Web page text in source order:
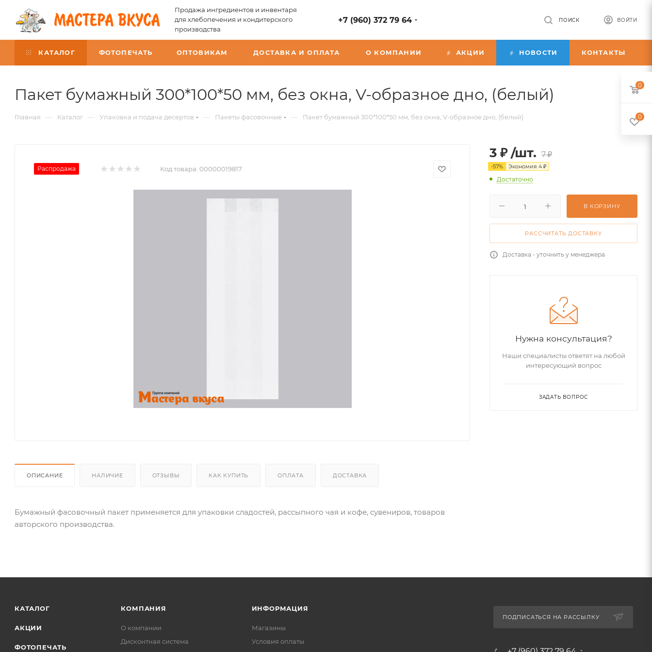
Продажа ингредиентов и инвентаря
для хлебопечения и кондитерского
производства
+7 (960) 372 79 64 ВОЙТИ
ПОИСК
КАТАЛОГ ФОТОПЕЧАТЬ ОПТОВИКАМ ДОСТАВКА И ОПЛАТА О КОМПАНИИ АКЦИИ НОВОСТИ КОНТАКТЫ
Пакет бумажный 300*100*50 мм, без окна, V-образное дно, (белый)
Главная — Каталог — Упаковка и подача десертов — Пакеты фасовочные — Пакет бумажный 300*100*50 мм, без окна, V-образное дно, (белый)
Распродажа Код товара: 00000019817
ОПИСАНИЕ НАЛИЧИЕ ОТЗЫВЫ КАК КУПИТЬ ОПЛАТА ДОСТАВКА
Бумажный фасовочный пакет применяется для упаковки сладостей, рассыпного чая и кофе, сувениров, товаров
авторского производства.
3 ₽ /шт. 7 ₽
-57% Экономия 4 ₽
Достаточно
В КОРЗИНУ
РАССЧИТАТЬ ДОСТАВКУ
Доставка - уточнить у менеджера
Нужна консультация?
Наши специалисты ответят на любой
интересующий вопрос
ЗАДАТЬ ВОПРОС
КАТАЛОГ
АКЦИИ
ФОТОПЕЧАТЬ
КОМПАНИЯ
О компании
Дисконтная система
ИНФОРМАЦИЯ
Магазины
Условия оплаты
ПОДПИСАТЬСЯ НА РАССЫЛКУ
0
0